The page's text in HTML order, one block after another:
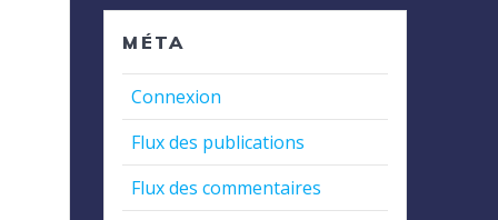
MÉTA
Connexion
Flux des publications
Flux des commentaires